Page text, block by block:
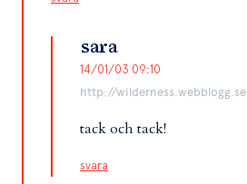
sara
14/01/03 09:10
http://wilderness.webblogg.se
tack och tack!
svara